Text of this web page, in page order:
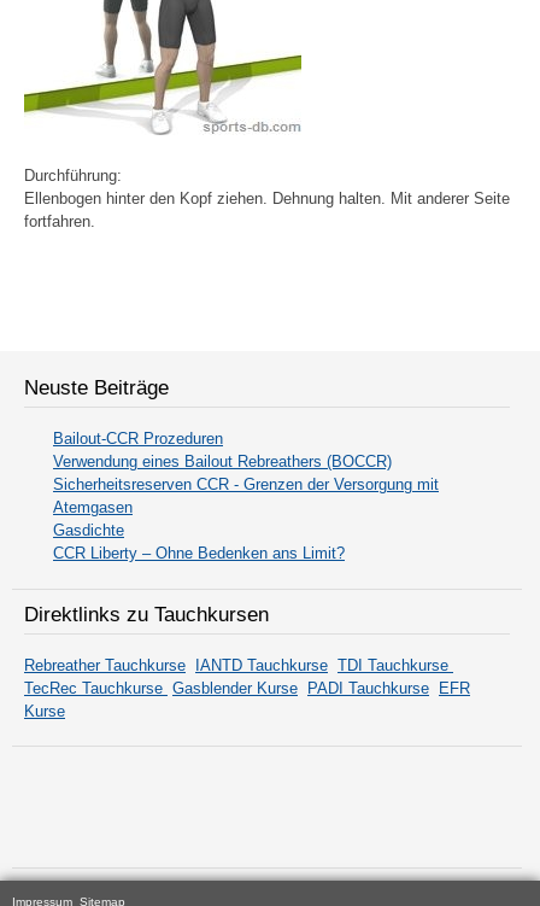
Durchführung:
Ellenbogen hinter den Kopf ziehen. Dehnung halten. Mit anderer Seite
fortfahren.
Neuste Beiträge
Bailout-CCR Prozeduren
Verwendung eines Bailout Rebreathers (BOCCR)
Sicherheitsreserven CCR - Grenzen der Versorgung mit
Atemgasen
Gasdichte
CCR Liberty – Ohne Bedenken ans Limit?
Direktlinks zu Tauchkursen
Rebreather Tauchkurse IANTD Tauchkurse TDI Tauchkurse
TecRec Tauchkurse Gasblender Kurse PADI Tauchkurse
EFR
Kurse
Impressum Sitemap